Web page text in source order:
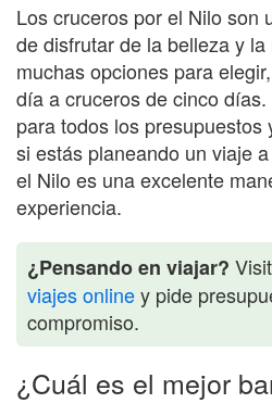
Los cruceros por el Nilo son
de disfrutar de la belleza y
muchas opciones para
día a cruceros de cinco
para todos los
si estás planeando un viaje
el Nilo es una excelente
experiencia.
¿Pensando en viajar?
viajes onliney pide
compromiso.
¿Cuál es el mejor